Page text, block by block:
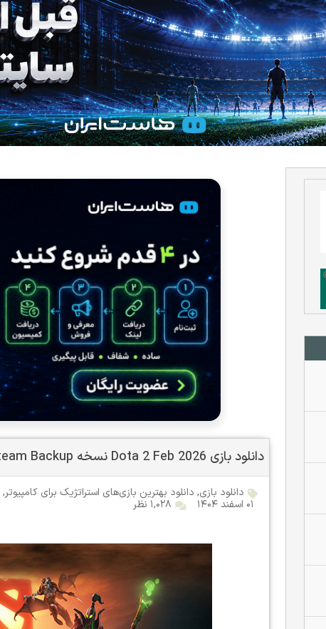
دانلود بازی Dota 2 Feb 2026 نسخه Steam Backup آپدیت اسفند 1404
دانلود بازی, دانلود بهترین بازی‌های استراتژیک برای کامپیوتر,
۰۱ اسفند ۱۴۰۴
۱,۰۲۸ نظر